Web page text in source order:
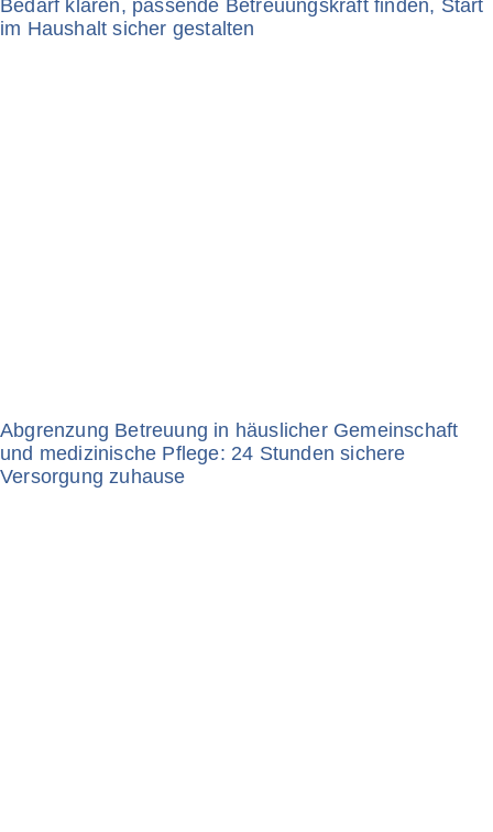
Bedarf klären, passende Betreuungskraft finden, Start
im Haushalt sicher gestalten
Abgrenzung Betreuung in häuslicher Gemeinschaft
und medizinische Pflege: 24 Stunden sichere
Versorgung zuhause